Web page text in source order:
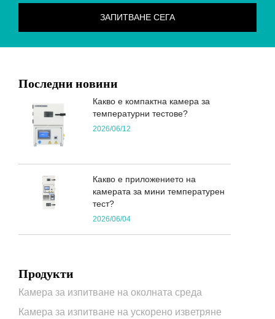
Последни новини
Какво е компактна камера за
температурни тестове?
2026/06/12
Какво е приложението на
камерата за мини температурен
тест?
2026/06/04
Продукти
Камера за изпитване на околната среда
Камера за изпитване на ускорено изветряне